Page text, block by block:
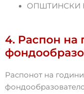
ОПШТИНСКИ
4. Распон на
Распонот на